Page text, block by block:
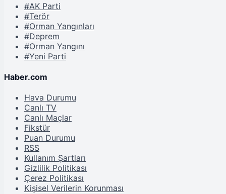
#AK Parti
#Terör
#Orman Yangınları
#Deprem
#Orman Yangını
#Yeni Parti
Haber.com
Hava Durumu
Canlı TV
Canlı Maçlar
Fikstür
Puan Durumu
RSS
Kullanım Şartları
Gizlilik Politikası
Çerez Politikası
Kişisel Verilerin Korunması